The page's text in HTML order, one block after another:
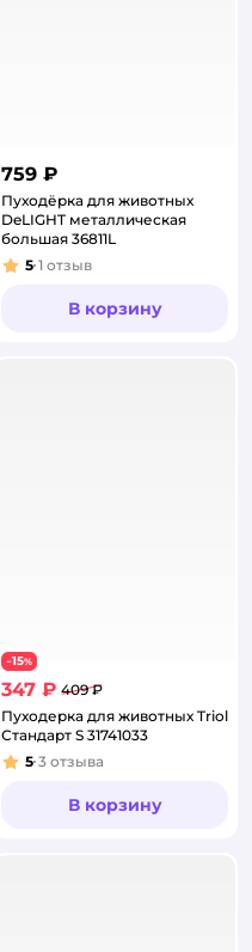
759 ₽
Пуходёрка для животных
DeLIGHT металлическая
большая 36811L
Рейтинг:
5 1 отзыв
В корзину
−15%
347 ₽ 409 ₽
Пуходерка для животных Triol
Стандарт S 31741033
Рейтинг:
5 3 отзыва
В корзину